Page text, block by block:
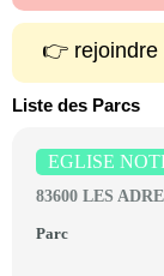
👉 rejoindre
Liste des Parcs
EGLISE
83600 LES
Parc